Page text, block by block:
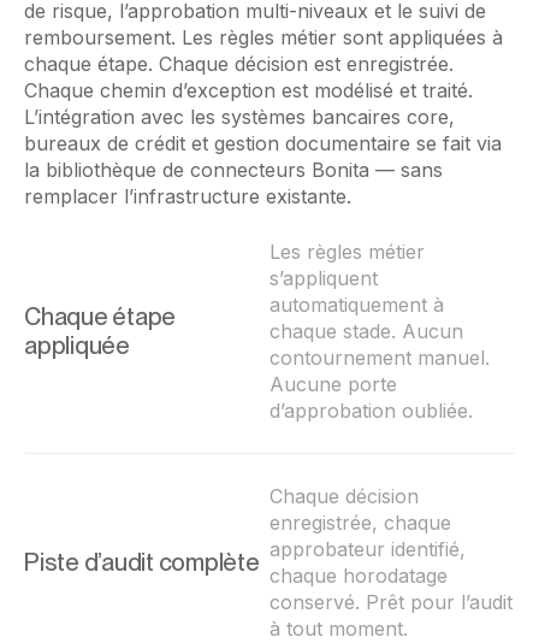
de risque, l’approbation multi-niveaux et le suivi de
remboursement. Les règles métier sont appliquées à
chaque étape. Chaque décision est enregistrée.
Chaque chemin d’exception est modélisé et traité.
L’intégration avec les systèmes bancaires core,
bureaux de crédit et gestion documentaire se fait via
la bibliothèque de connecteurs Bonita — sans
remplacer l’infrastructure existante.
Chaque étape
appliquée
Les règles métier
s’appliquent
automatiquement à
chaque stade. Aucun
contournement manuel.
Aucune porte
d’approbation oubliée.
Piste d’audit complète
Chaque décision
enregistrée, chaque
approbateur identifié,
chaque horodatage
conservé. Prêt pour l’audit
à tout moment.